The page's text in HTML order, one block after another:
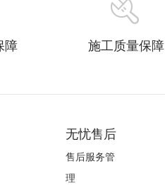
障 施工质量保障
无忧售后
售后服务管
理